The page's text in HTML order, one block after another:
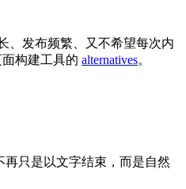
、发布频繁、又不希望每次内
构建工具的 alternatives。
只是以文字结束，而是自然